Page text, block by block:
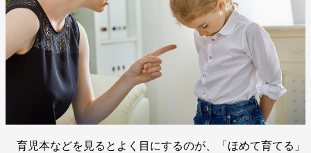
育児本などを見るとよく目にするのが、「ほめて育てる」